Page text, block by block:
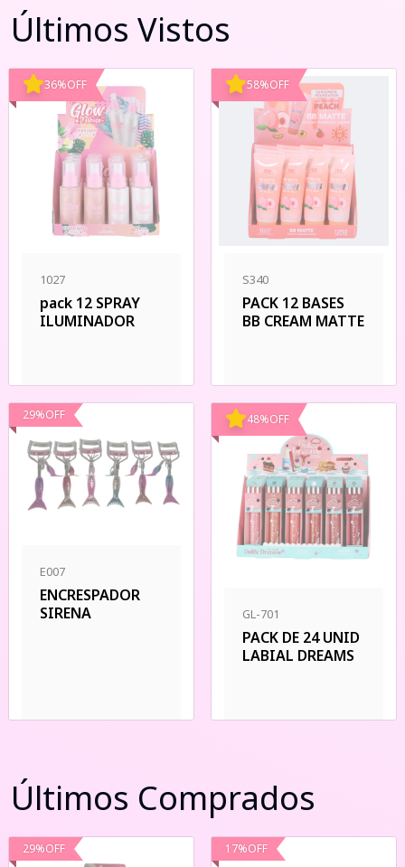
Últimos Vistos
36%OFF
1027
pack 12 SPRAY
ILUMINADOR
58%OFF
S340
PACK 12 BASES
BB CREAM MATTE
29%OFF
E007
ENCRESPADOR
SIRENA
48%OFF
GL-701
PACK DE 24 UNID
LABIAL DREAMS
Últimos Comprados
29%OFF 17%OFF